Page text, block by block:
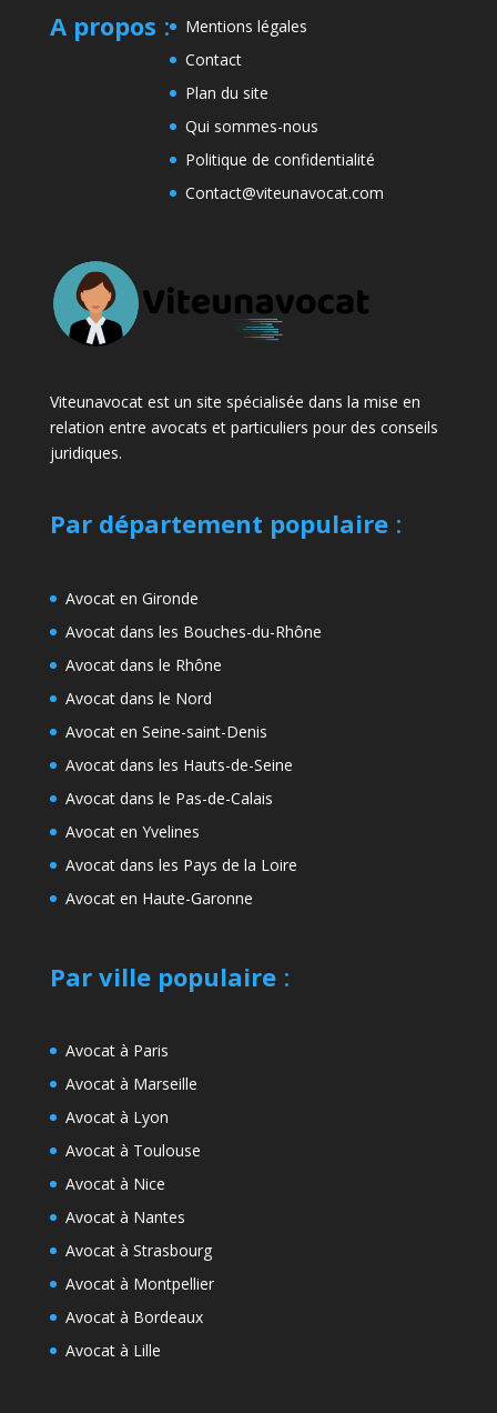
A propos :
Mentions légales
Contact
Plan du site
Qui sommes-nous
Politique de confidentialité
Contact@viteunavocat.com
Viteunavocat est un site spécialisée dans la mise en
relation entre avocats et particuliers pour des conseils
juridiques.
Par département populaire:
Avocat en Gironde
Avocat dans les Bouches-du-Rhône
Avocat dans le Rhône
Avocat dans le Nord
Avocat en Seine-saint-Denis
Avocat dans les Hauts-de-Seine
Avocat dans le Pas-de-Calais
Avocat en Yvelines
Avocat dans les Pays de la Loire
Avocat en Haute-Garonne
Par ville populaire:
Avocat à Paris
Avocat à Marseille
Avocat à Lyon
Avocat à Toulouse
Avocat à Nice
Avocat à Nantes
Avocat à Strasbourg
Avocat à Montpellier
Avocat à Bordeaux
Avocat à Lille